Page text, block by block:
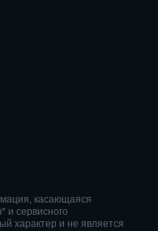
касающаяся
и сервисного
характер и не является